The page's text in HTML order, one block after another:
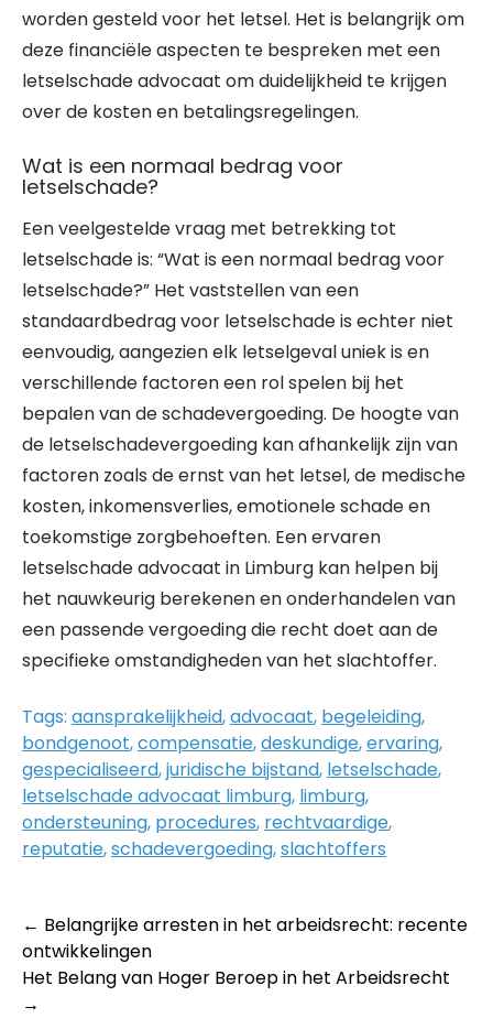
worden gesteld voor het letsel. Het is belangrijk om
deze financiële aspecten te bespreken met een
letselschade advocaat om duidelijkheid te krijgen
over de kosten en betalingsregelingen.
Wat is een normaal bedrag voor
letselschade?
Een veelgestelde vraag met betrekking tot
letselschade is: “Wat is een normaal bedrag voor
letselschade?” Het vaststellen van een
standaardbedrag voor letselschade is echter niet
eenvoudig, aangezien elk letselgeval uniek is en
verschillende factoren een rol spelen bij het
bepalen van de schadevergoeding. De hoogte van
de letselschadevergoeding kan afhankelijk zijn van
factoren zoals de ernst van het letsel, de medische
kosten, inkomensverlies, emotionele schade en
toekomstige zorgbehoeften. Een ervaren
letselschade advocaat in Limburg kan helpen bij
het nauwkeurig berekenen en onderhandelen van
een passende vergoeding die recht doet aan de
specifieke omstandigheden van het slachtoffer.
Tags: aansprakelijkheid,advocaat, begeleiding,
bondgenoot,compensatie,deskundige,ervaring,
gespecialiseerd,juridische bijstand, letselschade,
letselschade advocaat limburg, limburg,
ondersteuning, procedures, rechtvaardige,
reputatie,schadevergoeding,slachtoffers
Post
navigation
← Belangrijke arresten in het arbeidsrecht: recente
ontwikkelingen
Het Belang van Hoger Beroep in het Arbeidsrecht
→